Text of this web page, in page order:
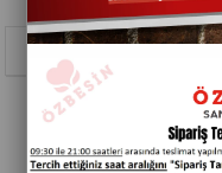
Sıralama